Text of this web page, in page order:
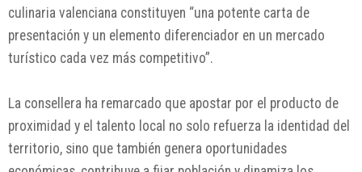
culinaria valenciana constituyen “una potente carta de
presentación y un elemento diferenciador en un mercado
turístico cada vez más competitivo”.
La consellera ha remarcado que apostar por el producto de
proximidad y el talento local no solo refuerza la identidad del
territorio, sino que también genera oportunidades